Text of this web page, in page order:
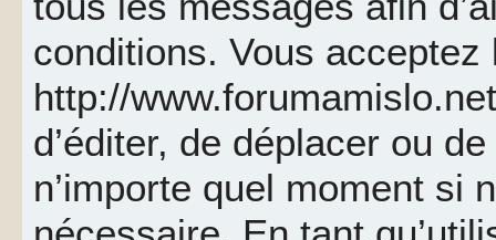
conditions. Vous acceptez
http://
d’éditer, de déplacer ou
n’importe quel moment si